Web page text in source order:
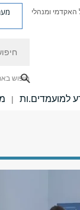
ומנהלי
חיפוש
למועמדים.ות |